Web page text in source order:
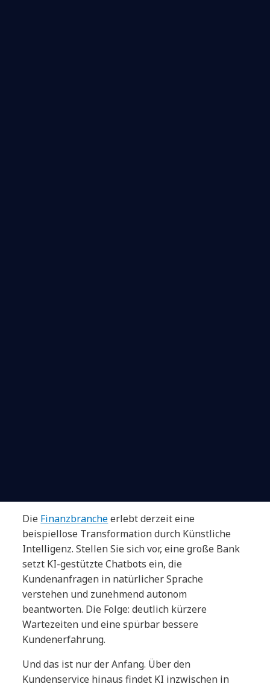
Die Finanzbrancheerlebt derzeit eine
beispiellose Transformation durch Künstliche
Intelligenz. Stellen Sie sich vor, eine große Bank
setzt KI-gestützte Chatbots ein, die
Kundenanfragen in natürlicher Sprache
verstehen und zunehmend autonom
beantworten. Die Folge: deutlich kürzere
Wartezeiten und eine spürbar bessere
Kundenerfahrung.
Und das ist nur der Anfang. Über den
Kundenservice hinaus findet KI inzwischen in